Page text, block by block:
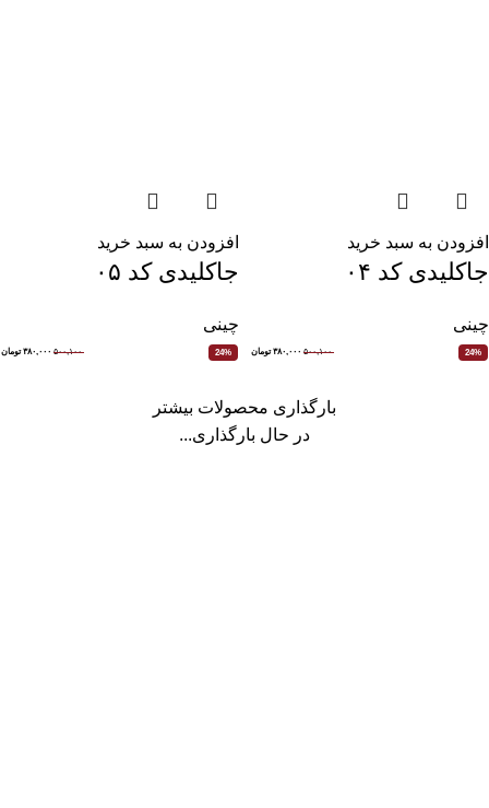
افزودن به سبد خرید
جاکلیدی کد ۰۴
چینی
24% ۵۰۰,۱۰۰ ۳۸۰,۰۰۰ تومان
افزودن به سبد خرید
جاکلیدی کد ۰۵
چینی
24% ۵۰۰,۱۰۰ ۳۸۰,۰۰۰ تومان
بارگذاری محصولات بیشتر
در حال بارگذاری...